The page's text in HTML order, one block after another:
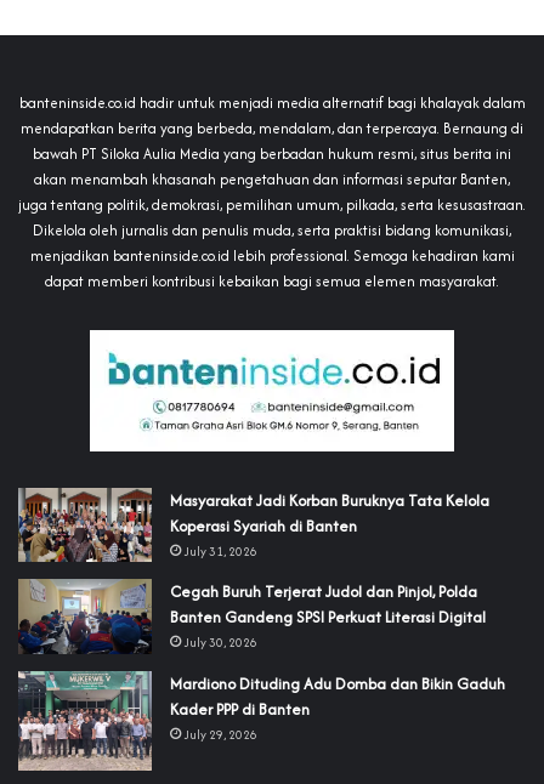
banteninside.co.id hadir untuk menjadi media alternatif bagi khalayak dalam
mendapatkan berita yang berbeda, mendalam, dan terpercaya. Bernaung di
bawah PT Siloka Aulia Media yang berbadan hukum resmi, situs berita ini
akan menambah khasanah pengetahuan dan informasi seputar Banten,
juga tentang politik, demokrasi, pemilihan umum, pilkada, serta kesusastraan.
Dikelola oleh jurnalis dan penulis muda, serta praktisi bidang komunikasi,
menjadikan banteninside.co.id lebih professional. Semoga kehadiran kami
dapat memberi kontribusi kebaikan bagi semua elemen masyarakat.
‎Masyarakat Jadi Korban Buruknya Tata Kelola
Koperasi Syariah di Banten
July 31, 2026
Cegah Buruh Terjerat Judol dan Pinjol, Polda
Banten Gandeng SPSI Perkuat Literasi Digital
July 30, 2026
‎Mardiono Dituding Adu Domba dan Bikin Gaduh
Kader PPP di Banten
July 29, 2026